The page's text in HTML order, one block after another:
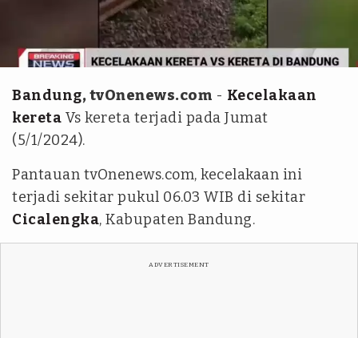
Tangkapan layar-tvOne
Bandung, tvOnenews.com - Kecelakaan
kereta Vs kereta terjadi pada Jumat
(5/1/2024).
Pantauan tvOnenews.com, kecelakaan ini
terjadi sekitar pukul 06.03 WIB di sekitar
Cicalengka, Kabupaten Bandung.
ADVERTISEMENT